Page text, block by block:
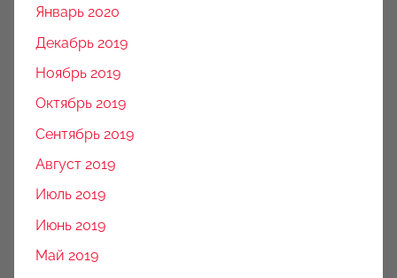
Январь 2020
Декабрь 2019
Ноябрь 2019
Октябрь 2019
Сентябрь 2019
Август 2019
Июль 2019
Июнь 2019
Май 2019